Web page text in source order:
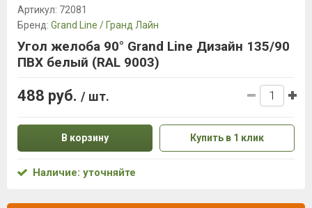
Артикул: 72081
Бренд: Grand Line / Гранд Лайн
Угол желоба 90° Grand Line Дизайн 135/90
ПВХ белый (RAL 9003)
488 руб. / шт.
В корзину Купить в 1 клик
Наличие: уточняйте